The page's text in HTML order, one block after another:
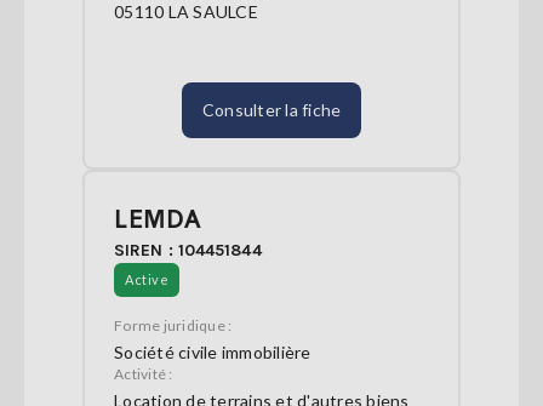
05110 LA SAULCE
Consulter la fiche
LEMDA
SIREN : 104451844
Active
Forme juridique :
Société civile immobilière
Activité :
Location de terrains et d'autres biens